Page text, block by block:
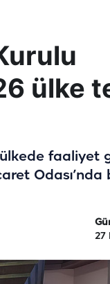
ülke
ülkede faaliyet
Odası’nda
27